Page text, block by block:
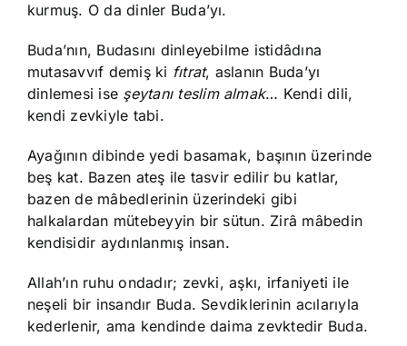
kurmuş. O da dinler Buda’yı.
Buda’nın, Budasını dinleyebilme istidâdına
mutasavvıf demiş ki fıtrat, aslanın Buda’yı
dinlemesi ise şeytanı teslim almak… Kendi dili,
kendi zevkiyle tabi.
Ayağının dibinde yedi basamak, başının üzerinde
beş kat. Bazen ateş ile tasvir edilir bu katlar,
bazen de mâbedlerinin üzerindeki gibi
halkalardan mütebeyyin bir sütun. Zirâ mâbedin
kendisidir aydınlanmış insan.
Allah’ın ruhu ondadır; zevki, aşkı, irfaniyeti ile
neşeli bir insandır Buda. Sevdiklerinin acılarıyla
kederlenir, ama kendinde daima zevktedir Buda.